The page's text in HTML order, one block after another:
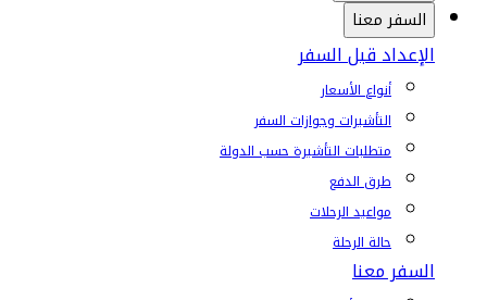
السفر معنا
الإعداد قبل السفر
أنواع الأسعار
التأشيرات وجوازات السفر
متطلبات التأشيرة حسب الدولة
طرق الدفع
مواعيد الرحلات
حالة الرحلة
السفر معنا